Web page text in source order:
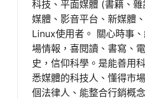
科技、平面媒體 (書籍、
媒體、影音平台、新媒體
Linux使用者。 關心時事
場情報，喜閱讀、書寫、
史，信仰科學。是能善用
悉媒體的科技人、懂得市
個法律人、能整合行銷概